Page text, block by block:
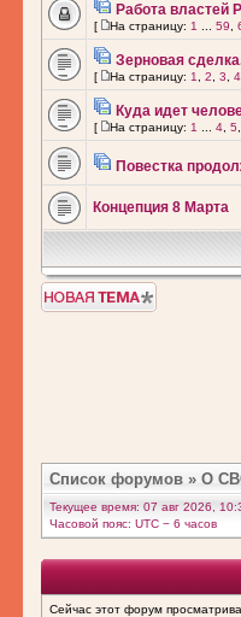
Работа властей
[ На страницу: 1 59
Зерновая
[ На страницу: 1 2 3 4
Куда идет
[ На страницу: 1 4 5
Повестка
Концепция 8 Марта
Новая тема
Список форумов » О
Текущее время: 07 авг 2026,
Часовой пояс: UTC − 6 часов
Сейчас этот форум